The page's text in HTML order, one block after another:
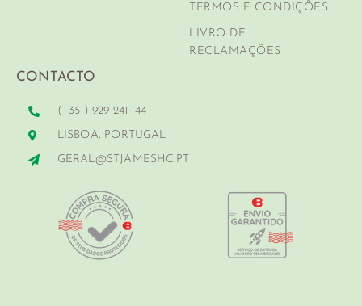
TERMOS E CONDIÇÕES
LIVRO DE
RECLAMAÇÕES
CONTACTO
(+351) 929 241 144
LISBOA, PORTUGAL
GERAL@STJAMESHC.PT